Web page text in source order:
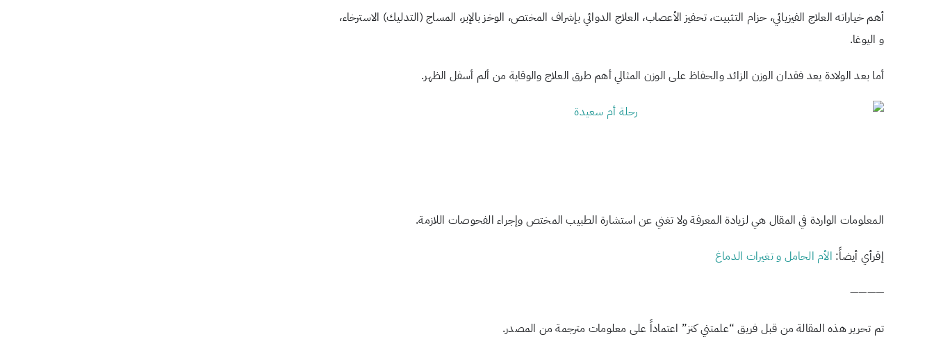
أهم خياراته العلاج الفيزيائي، حزام التثبيت، تحفيز الأعصاب، العلاج الدوائي بإشراف المختص، الوخز بالإبر، المساج (التدليك) الاسترخاء،
و اليوغا.
أما بعد الولادة يعد فقدان الوزن الزائد والحفاظ على الوزن المثالي أهم طرق العلاج والوقاية من ألم أسفل الظهر.
المعلومات الواردة في المقال هي لزيادة المعرفة ولا تغني عن استشارة الطبيب المختص وإجراء الفحوصات اللازمة.
⁩إقرأي أيضاً: الأم الحامل و تغيرات الدماغ
————
تم تحرير هذه المقالة من قبل فريق “علمتني كنز” اعتماداً على معلومات مترجمة من المصدر.